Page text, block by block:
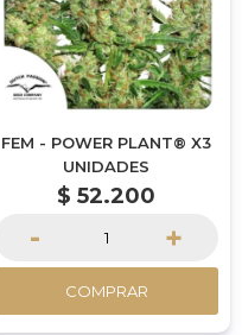
FEM - POWER PLANT® X3
UNIDADES
$ 52.200
- +
COMPRAR